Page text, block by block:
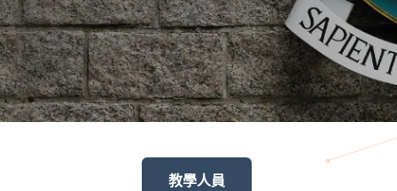
教學人員